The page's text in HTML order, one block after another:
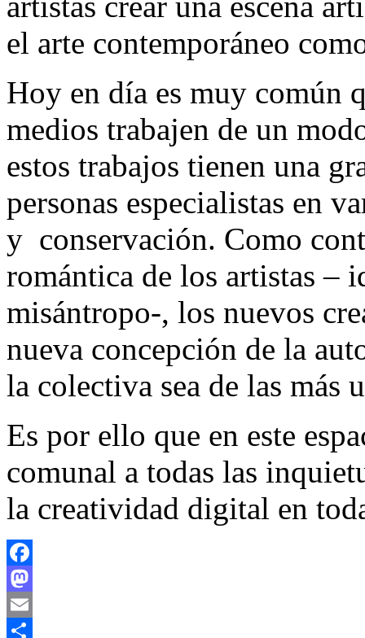
el arte contemporáneo
Hoy en día es muy común
medios trabajen de un
estos trabajos tienen una
personas especialistas en
y conservación. Como
romántica de los artistas –
misántropo-, los nuevos
nueva concepción de la
la colectiva sea de las más
Es por ello que en este
comunal a todas las
la creatividad digital en
Facebook
Mastodon
Email